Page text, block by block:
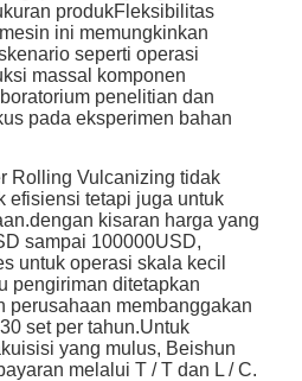
produkFleksibilitas
ini memungkinkan
seperti operasi
massal komponen
penelitian dan
pada eksperimen bahan
Rolling Vulcanizing tidak
efisiensi tetapi juga untuk
kisaran harga yang
sampai 100000USD,
untuk operasi skala kecil
pengiriman ditetapkan
perusahaan membanggakan
set per tahun.Untuk
yang mulus, Beishun
melalui T / T dan L / C.